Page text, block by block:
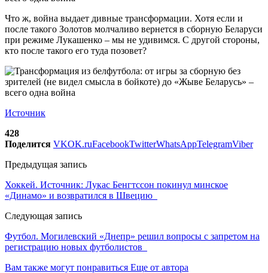
Что ж, война выдает дивные трансформации. Хотя если и
после такого Золотов молчаливо вернется в сборную Беларуси
при режиме Лукашенко – мы не удивимся. С другой стороны,
кто после такого его туда позовет?
Источник
428
Поделится VKOK.ruFacebookTwitterWhatsAppTelegramViber
Предыдущая запись
Хоккей. Источник: Лукас Бенгтссон покинул минское
«Динамо» и возвратился в Швецию
Следующая запись
Футбол. Могилевский «Днепр» решил вопросы с запретом на
регистрацию новых футболистов
Вам также могут понравиться Еще от автора